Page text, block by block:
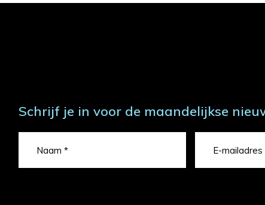
Schrijf je in voor de maandelijkse